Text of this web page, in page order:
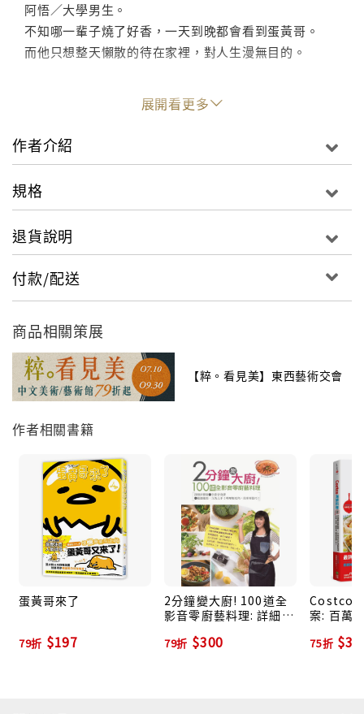
阿悟／大學男生。
不知哪一輩子燒了好香，一天到晚都會看到蛋黃哥。
而他只想整天懶散的待在家裡，對人生漫無目的。
很有活力又開朗的國中生。
勇人／阿悟的朋友。
展開看更多
作者介紹
規格
退貨說明
付款/配送
商品相關策展
【粹。看見美】東西藝術交會
作者相關書籍
蛋黃哥來了
79折 $197
2分鐘變大廚! 100道全
影音零廚藝料理: 詳細步
隨看, 立馬上手! 料理無
79折 $300
Costco
案: 百萬
分裝、保
75折